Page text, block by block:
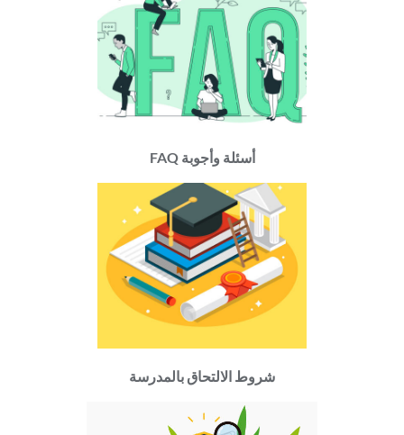
أسئلة وأجوبة FAQ
شروط الالتحاق بالمدرسة